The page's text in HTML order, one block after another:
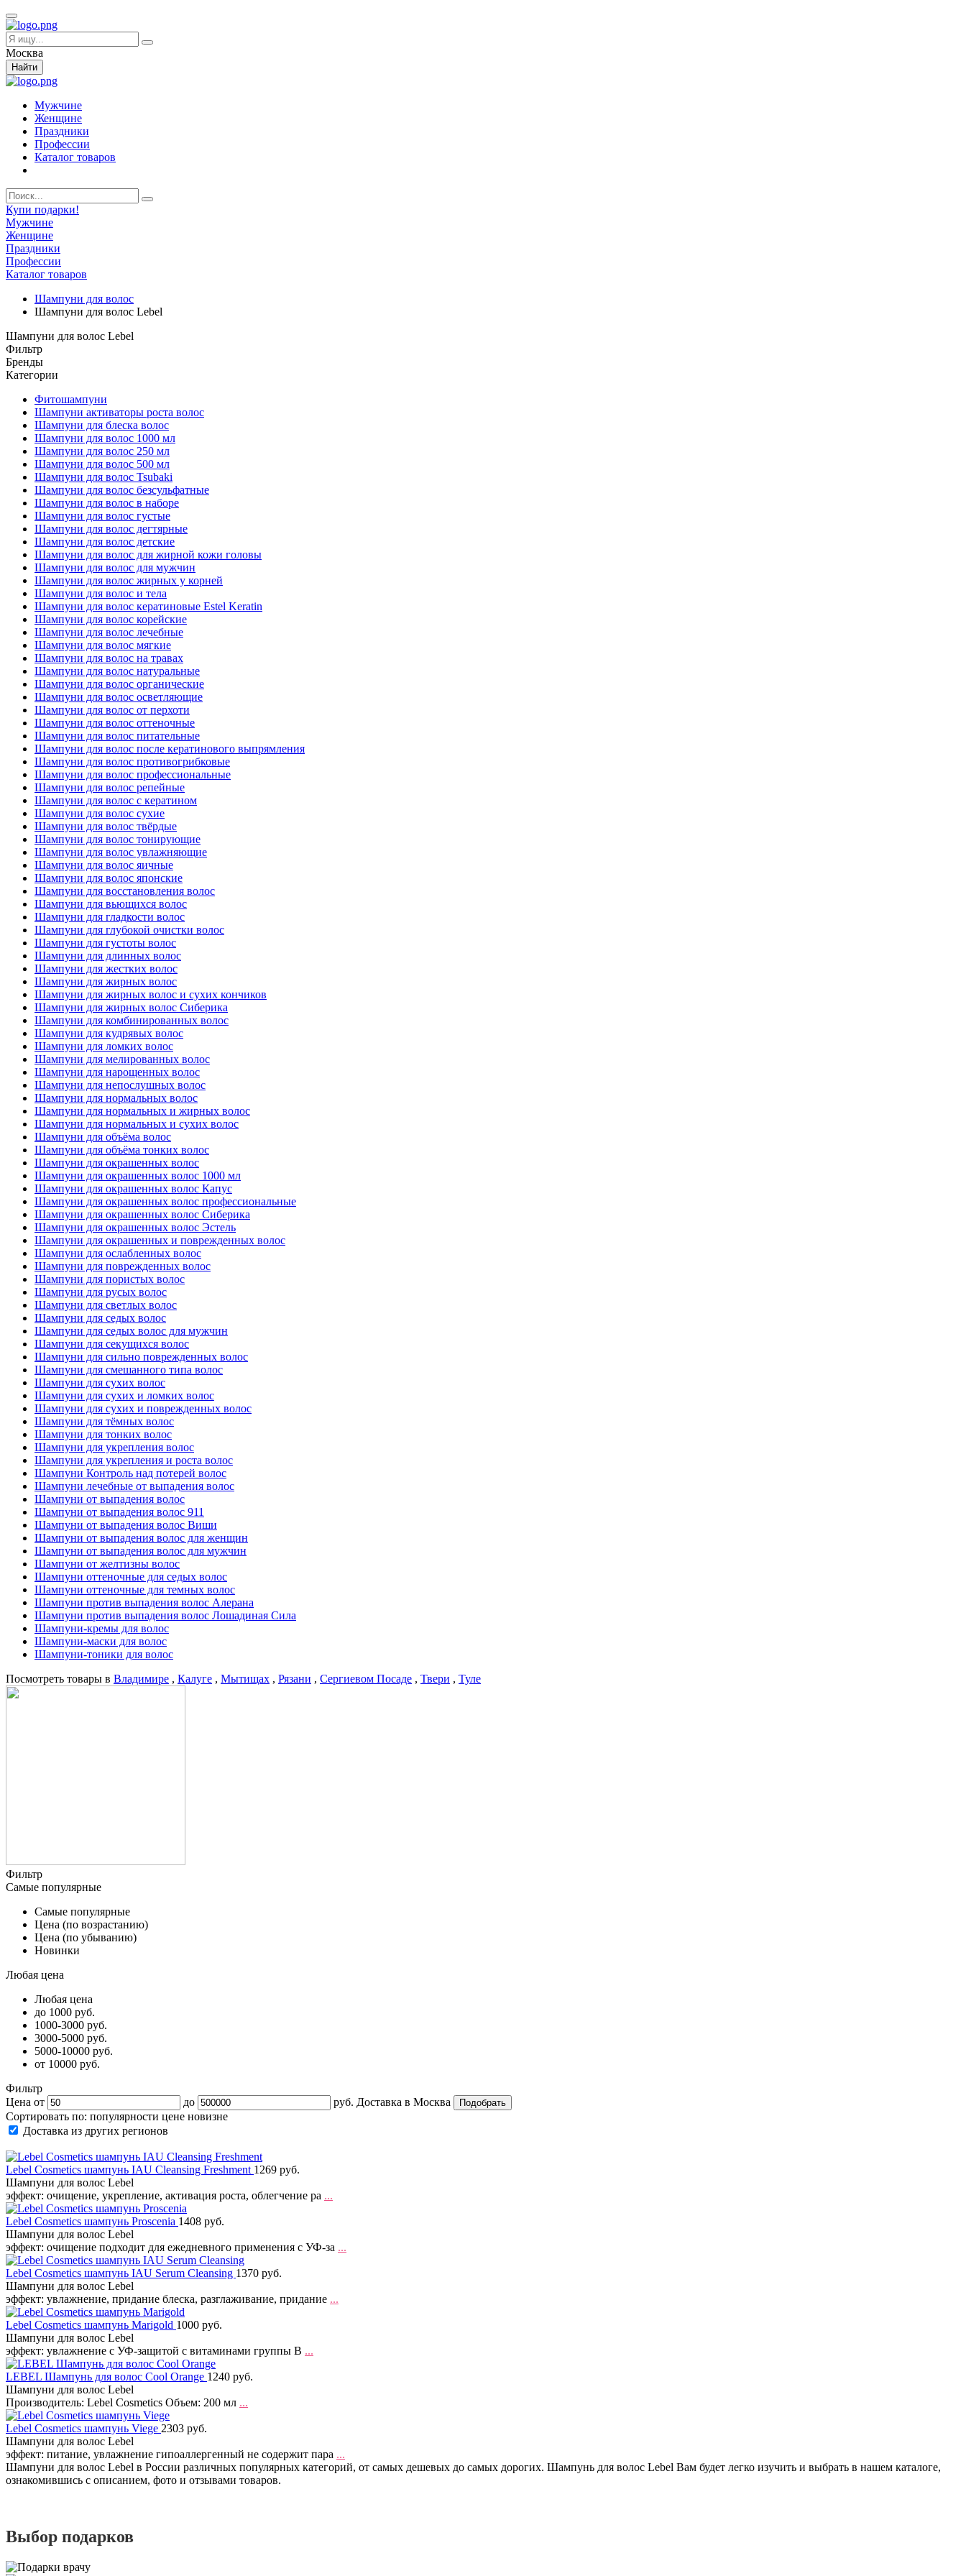
Москва
Найти
Мужчине
Женщине
Праздники
Профессии
Каталог товаров
Купи подарки!
Мужчине
Женщине
Праздники
Профессии
Каталог товаров
Шампуни для волос
Шампуни для волос Lebel
Шампуни для волос Lebel
Фильтр
Бренды
Категории
Фитошампуни
Шампуни активаторы роста волос
Шампуни для блеска волос
Шампуни для волос 1000 мл
Шампуни для волос 250 мл
Шампуни для волос 500 мл
Шампуни для волос Tsubaki
Шампуни для волос безсульфатные
Шампуни для волос в наборе
Шампуни для волос густые
Шампуни для волос дегтярные
Шампуни для волос детские
Шампуни для волос для жирной кожи головы
Шампуни для волос для мужчин
Шампуни для волос жирных у корней
Шампуни для волос и тела
Шампуни для волос кератиновые Estel Keratin
Шампуни для волос корейские
Шампуни для волос лечебные
Шампуни для волос мягкие
Шампуни для волос на травах
Шампуни для волос натуральные
Шампуни для волос органические
Шампуни для волос осветляющие
Шампуни для волос от перхоти
Шампуни для волос оттеночные
Шампуни для волос питательные
Шампуни для волос после кератинового выпрямления
Шампуни для волос противогрибковые
Шампуни для волос профессиональные
Шампуни для волос репейные
Шампуни для волос с кератином
Шампуни для волос сухие
Шампуни для волос твёрдые
Шампуни для волос тонирующие
Шампуни для волос увлажняющие
Шампуни для волос яичные
Шампуни для волос японские
Шампуни для восстановления волос
Шампуни для вьющихся волос
Шампуни для гладкости волос
Шампуни для глубокой очистки волос
Шампуни для густоты волос
Шампуни для длинных волос
Шампуни для жестких волос
Шампуни для жирных волос
Шампуни для жирных волос и сухих кончиков
Шампуни для жирных волос Сиберика
Шампуни для комбинированных волос
Шампуни для кудрявых волос
Шампуни для ломких волос
Шампуни для мелированных волос
Шампуни для нарощенных волос
Шампуни для непослушных волос
Шампуни для нормальных волос
Шампуни для нормальных и жирных волос
Шампуни для нормальных и сухих волос
Шампуни для объёма волос
Шампуни для объёма тонких волос
Шампуни для окрашенных волос
Шампуни для окрашенных волос 1000 мл
Шампуни для окрашенных волос Капус
Шампуни для окрашенных волос профессиональные
Шампуни для окрашенных волос Сиберика
Шампуни для окрашенных волос Эстель
Шампуни для окрашенных и поврежденных волос
Шампуни для ослабленных волос
Шампуни для поврежденных волос
Шампуни для пористых волос
Шампуни для русых волос
Шампуни для светлых волос
Шампуни для седых волос
Шампуни для седых волос для мужчин
Шампуни для секущихся волос
Шампуни для сильно поврежденных волос
Шампуни для смешанного типа волос
Шампуни для сухих волос
Шампуни для сухих и ломких волос
Шампуни для сухих и поврежденных волос
Шампуни для тёмных волос
Шампуни для тонких волос
Шампуни для укрепления волос
Шампуни для укрепления и роста волос
Шампуни Контроль над потерей волос
Шампуни лечебные от выпадения волос
Шампуни от выпадения волос
Шампуни от выпадения волос 911
Шампуни от выпадения волос Виши
Шампуни от выпадения волос для женщин
Шампуни от выпадения волос для мужчин
Шампуни от желтизны волос
Шампуни оттеночные для седых волос
Шампуни оттеночные для темных волос
Шампуни против выпадения волос Алерана
Шампуни против выпадения волос Лошадиная Сила
Шампуни-кремы для волос
Шампуни-маски для волос
Шампуни-тоники для волос
Посмотреть товары в Владимире , Калуге , Мытищах , Рязани , Сергиевом Посаде , Твери , Туле
Фильтр
Самые популярные
Самые популярные
Цена (по возрастанию)
Цена (по убыванию)
Новинки
Любая цена
Любая цена
до 1000 руб.
1000-3000 руб.
3000-5000 руб.
5000-10000 руб.
от 10000 руб.
Фильтр
Цена от
до руб. Доставка в Москва
Сортировать по: популярности цене новизне
Доставка из других регионов
Lebel Cosmetics шампунь IAU Cleansing Freshment 1269 руб.
Шампуни для волос Lebel
эффект: очищение, укрепление, активация роста, облегчение ра ...
Lebel Cosmetics шампунь Proscenia 1408 руб.
Шампуни для волос Lebel
эффект: очищение подходит для ежедневного применения с УФ-за ...
Lebel Cosmetics шампунь IAU Serum Cleansing 1370 руб.
Шампуни для волос Lebel
эффект: увлажнение, придание блеска, разглаживание, придание ...
Lebel Cosmetics шампунь Marigold 1000 руб.
Шампуни для волос Lebel
эффект: увлажнение с УФ-защитой с витаминами группы B ...
LEBEL Шампунь для волос Cool Orange 1240 руб.
Шампуни для волос Lebel
Производитель: Lebel Cosmetics Объем: 200 мл ...
Lebel Cosmetics шампунь Viege 2303 руб.
Шампуни для волос Lebel
эффект: питание, увлажнение гипоаллергенный не содержит пара ...
Шампуни для волос Lebel в России различных популярных категорий, от самых дешевых до самых дорогих. Шампунь для волос Lebel Вам будет легко изучить и выбрать в нашем каталоге,
ознакомившись с описанием, фото и отзывами товаров.
Выбор подарков